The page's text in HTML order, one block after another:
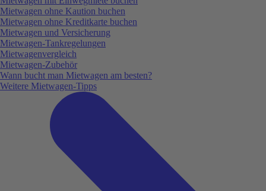
Mietwagen ohne Kaution buchen
Mietwagen ohne Kreditkarte buchen
Mietwagen und Versicherung
Mietwagen-Tankregelungen
Mietwagenvergleich
Mietwagen-Zubehör
Wann bucht man Mietwagen am besten?
Weitere Mietwagen-Tipps